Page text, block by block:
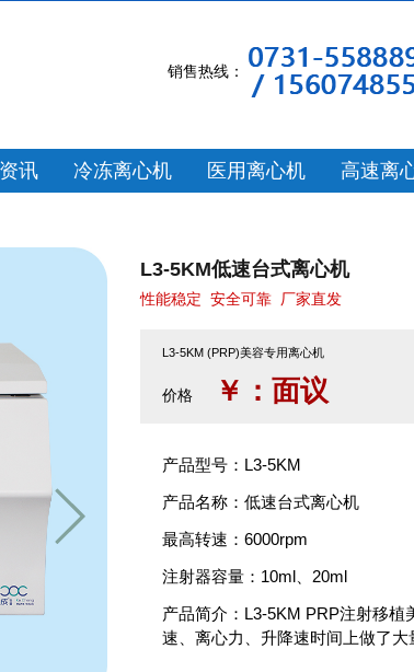
销售热线：
讯 冷冻离心机 医用离心机 高速离
L3-5KM低速台式离心机
性能稳定 安全可靠 厂家直发
L3-5KM (PRP)美容专用离心机
价格 ￥：面议
产品型号：L3-5KM
产品名称：低速台式离心机
最高转速：6000rpm
注射器容量：10ml、20ml
产品简介：L3-5KM PRP注射移
速、离心力、升降速时间上做了大